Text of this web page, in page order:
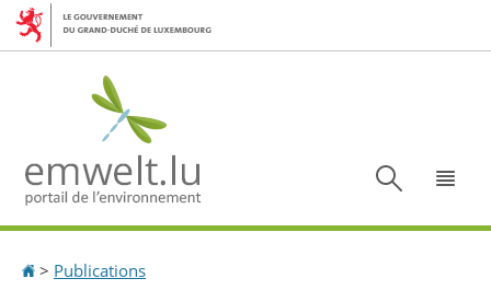
Aller
Aller
Accueil
> Publications